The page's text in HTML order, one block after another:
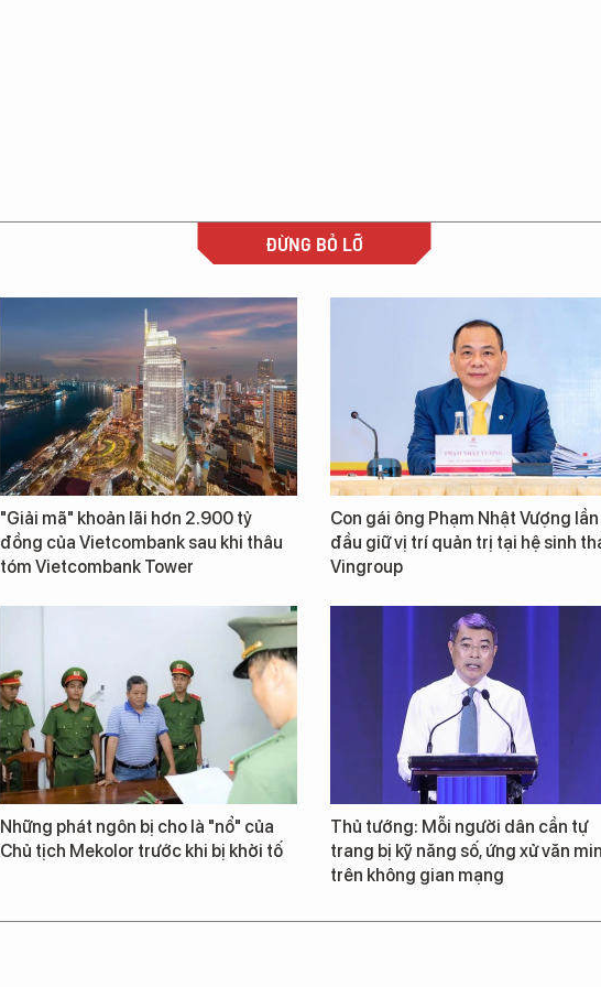
ĐỪNG BỎ LỠ
"Giải mã" khoản lãi hơn 2.900 tỷ
đồng của Vietcombank sau khi thâu
tóm Vietcombank Tower
Con gái ông Phạm Nhật Vượng lần
đầu giữ vị trí quản trị tại hệ sinh
Vingroup
Những phát ngôn bị cho là "nổ" của
Chủ tịch Mekolor trước khi bị khởi tố
Thủ tướng: Mỗi người dân cần tự
trang bị kỹ năng số, ứng xử văn
trên không gian mạng